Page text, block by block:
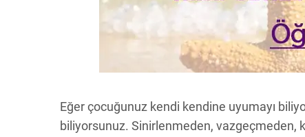
Eğer çocuğunuz kendi kendine uyumayı
biliyorsunuz. Sinirlenmeden, vazgeçmeden,